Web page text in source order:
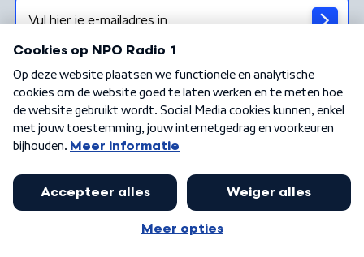
Algemene voorwaarden Privacybeleid